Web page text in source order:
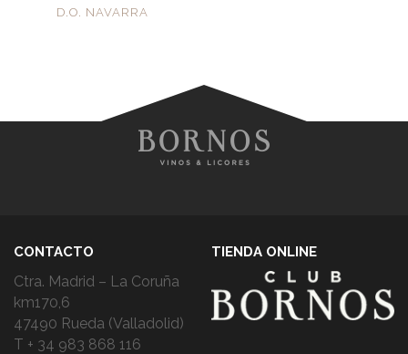
D.O. NAVARRA
CONTACTO
Ctra. Madrid – La Coruña
km170,6
47490 Rueda (Valladolid)
T + 34 983 868 116
TIENDA ONLINE